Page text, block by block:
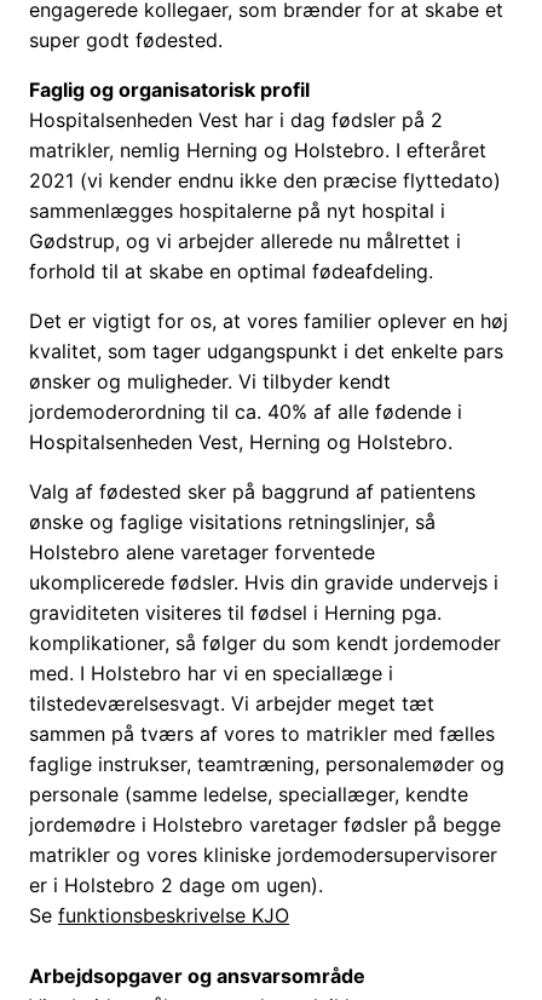
engagerede kollegaer, som brænder for at skabe et
super godt fødested.
Faglig og organisatorisk profil
Hospitalsenheden Vest har i dag fødsler på 2
matrikler, nemlig Herning og Holstebro. I efteråret
2021 (vi kender endnu ikke den præcise flyttedato)
sammenlægges hospitalerne på nyt hospital i
Gødstrup, og vi arbejder allerede nu målrettet i
forhold til at skabe en optimal fødeafdeling.
Det er vigtigt for os, at vores familier oplever en høj
kvalitet, som tager udgangspunkt i det enkelte pars
ønsker og muligheder. Vi tilbyder kendt
jordemoderordning til ca. 40% af alle fødende i
Hospitalsenheden Vest, Herning og Holstebro.
Valg af fødested sker på baggrund af patientens
ønske og faglige visitations retningslinjer, så
Holstebro alene varetager forventede
ukomplicerede fødsler. Hvis din gravide undervejs i
graviditeten visiteres til fødsel i Herning pga.
komplikationer, så følger du som kendt jordemoder
med. I Holstebro har vi en speciallæge i
tilstedeværelsesvagt. Vi arbejder meget tæt
sammen på tværs af vores to matrikler med fælles
faglige instrukser, teamtræning, personalemøder og
personale (samme ledelse, speciallæger, kendte
jordemødre i Holstebro varetager fødsler på begge
matrikler og vores kliniske jordemodersupervisorer
er i Holstebro 2 dage om ugen).
Se funktionsbeskrivelse KJO
Arbejdsopgaver og ansvarsområde